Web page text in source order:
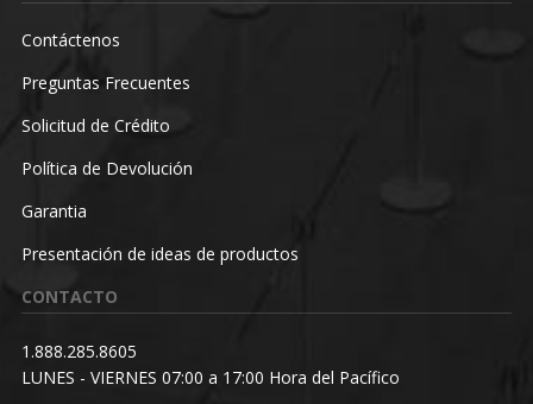
Contáctenos
Preguntas Frecuentes
Solicitud de Crédito
Política de Devolución
Garantia
Presentación de ideas de productos
CONTACTO
1.888.285.8605
LUNES - VIERNES 07:00 a 17:00 Hora del Pacífico